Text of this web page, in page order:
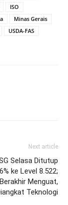
ISO
Minas Gerais
USDA-FAS
Next article
Selasa Ditutup
ke Level 8.522;
Menguat,
Teknologi